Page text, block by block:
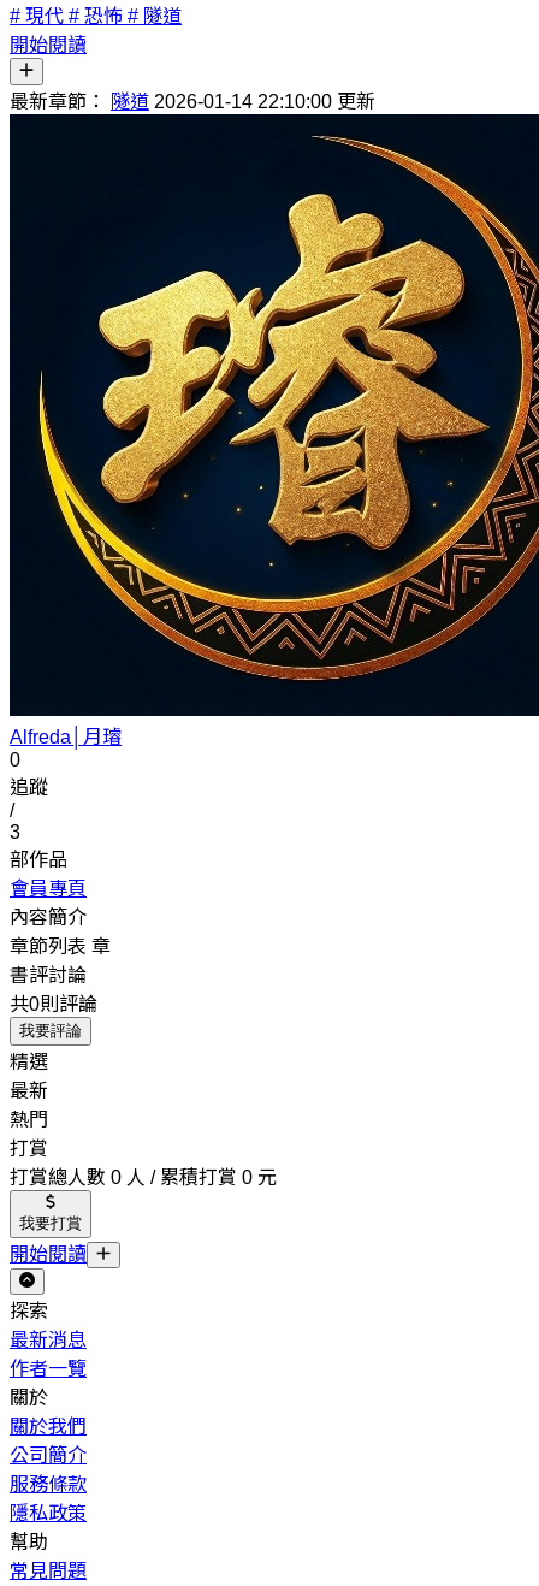
# 現代 # 恐怖 # 隧道
開始閱讀
最新章節： 隧道 2026-01-14 22:10:00 更新
Alfreda│月璿
0
追蹤
/
3
部作品
會員專頁
內容簡介
章節列表 章
書評討論
共0則評論
我要評論
精選
最新
熱門
打賞
打賞總人數 0 人 / 累積打賞 0 元
我要打賞
開始閱讀
探索
最新消息
作者一覽
關於
關於我們
公司簡介
服務條款
隱私政策
幫助
常見問題